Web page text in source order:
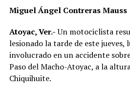
Miguel Ángel Contreras Mauss
Atoyac, Ver.-Un motociclista
lesionado la tarde de este jueves,
involucrado en un accidente
Paso del Macho-Atoyac, a la
Chiquihuite.